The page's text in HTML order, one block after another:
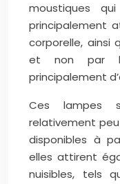
moustiques
principalement
corporelle, ainsi
et non par
principalement
Ces lampes
relativement
disponibles à
elles attirent
nuisibles, tels